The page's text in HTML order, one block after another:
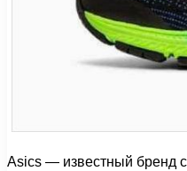
Asics — известный бренд